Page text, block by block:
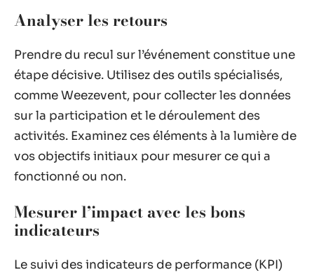
Analyser les retours
Prendre du recul sur l’événement constitue une
étape décisive. Utilisez des outils spécialisés,
comme Weezevent, pour collecter les données
sur la participation et le déroulement des
activités. Examinez ces éléments à la lumière de
vos objectifs initiaux pour mesurer ce qui a
fonctionné ou non.
Mesurer l’impact avec les bons
indicateurs
Le suivi des indicateurs de performance (KPI)